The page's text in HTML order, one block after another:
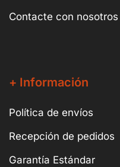
Contacte con nosotros
+ Información
Política de envíos
Recepción de pedidos
Garantía Estándar